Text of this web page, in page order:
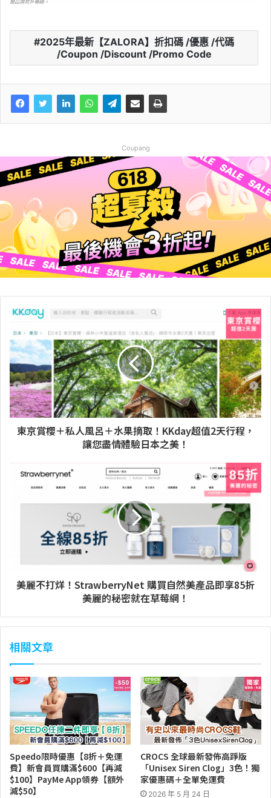
2025年最新【ZALORA】折扣碼 /優惠 /代碼
/Coupon /Discount /Promo Code
Coupang
東京賞櫻＋私人風呂＋水果摘取！KKday超值2天行程，
讓您盡情體驗日本之美！
美麗不打烊！StrawberryNet 購買自然美產品即享85折
美麗的秘密就在草莓網！
相關文章
Speedo限時優惠【8折＋免運
費】新會員買購滿$600【再減
$100】PayMe App領券【額外
減$50】
CROCS 全球最新發佈高踭版
「Unisex Siren Clog」3色！獨
家優惠碼＋全單免運費
2026 年 5 月 24 日